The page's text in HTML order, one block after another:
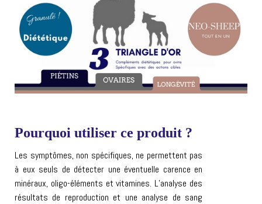
Pourquoi utiliser ce produit ?
Les symptômes, non spécifiques, ne permettent pas
à eux seuls de détecter une éventuelle carence en
minéraux, oligo-éléments et vitamines. L’analyse des
résultats de reproduction et une analyse de sang